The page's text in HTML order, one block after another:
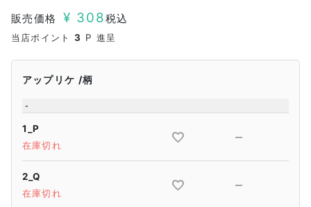
販売価格 ¥ 308税込
当店ポイント 3 P 進呈
アップリケ 柄
-
1_P
在庫切れ
—
2_Q
在庫切れ
—